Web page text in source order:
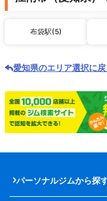
布袋駅(5)
愛知県のエリア選択に戻
パーソナルジムから探